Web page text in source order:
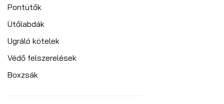
Pontütők
Ütőlabdák
Ugráló kötelek
Védő felszerelések
Boxzsák